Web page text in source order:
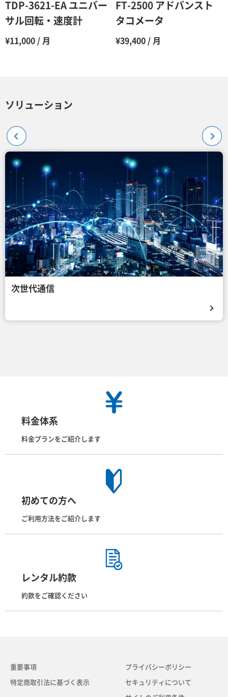
TDP-3621-EA ユニバー
サル回転・速度計
¥11,000 / 月
FT-2500 アドバンスト
タコメータ
¥39,400 / 月
ソリューション
次世代通信
料金体系
料金プランをご紹介します
初めての方へ
ご利用方法をご紹介します
レンタル約款
約款をご確認ください
重要事項
特定商取引法に基づく表示
プライバシーポリシー
セキュリティについて